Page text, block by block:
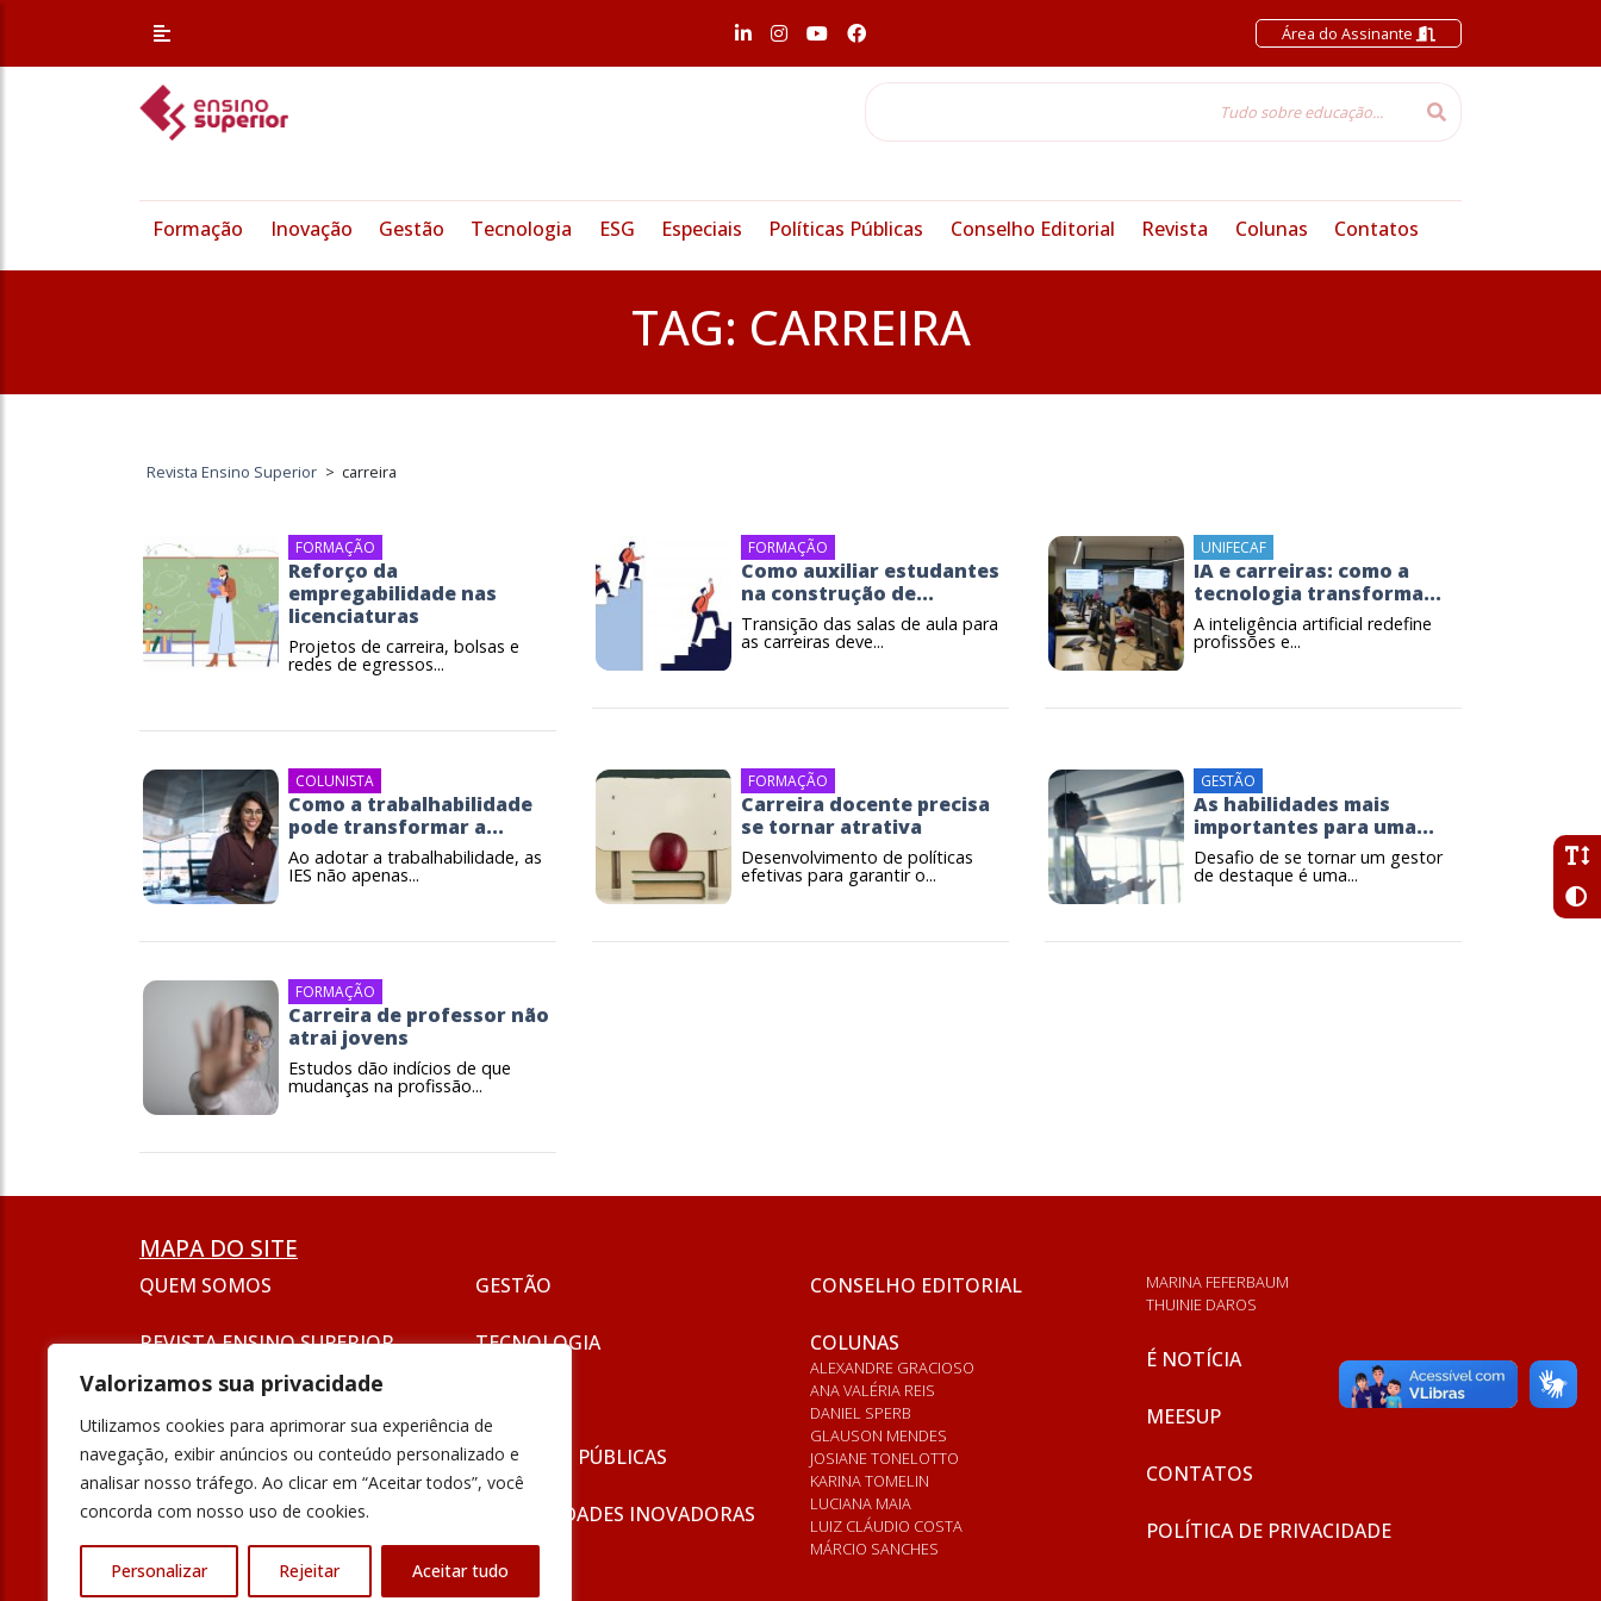
Valorizamos sua privacidade
Utilizamos cookies para aprimorar sua experiência de
navegação, exibir anúncios ou conteúdo personalizado e
analisar nosso tráfego. Ao clicar em “Aceitar todos”, você
concorda com nosso uso de cookies.
Personalizar Rejeitar Aceitar tudo
Área do Assinante
Formação Inovação Gestão Tecnologia ESG Especiais Políticas Públicas Conselho Editorial Revista Colunas Contatos
TAG: CARREIRA
Revista Ensino Superior > carreira
FORMAÇÃO
Reforço da
empregabilidade nas
licenciaturas
Projetos de carreira, bolsas e
redes de egressos...
FORMAÇÃO
Como auxiliar estudantes
na construção de...
Transição das salas de aula para
as carreiras deve...
UNIFECAF
IA e carreiras: como a
tecnologia transforma...
A inteligência artificial redefine
profissões e...
COLUNISTA
Como a trabalhabilidade
pode transformar a...
Ao adotar a trabalhabilidade, as
IES não apenas...
FORMAÇÃO
Carreira docente precisa
se tornar atrativa
Desenvolvimento de políticas
efetivas para garantir o...
GESTÃO
As habilidades mais
importantes para uma...
Desafio de se tornar um gestor
de destaque é uma...
FORMAÇÃO
Carreira de professor não
atrai jovens
Estudos dão indícios de que
mudanças na profissão...
MAPA DO SITE
QUEM SOMOS
REVISTA ENSINO SUPERIOR
SEJA UM ANUNCIANTE
FORMAÇÃO
INOVAÇÃO
PODCAST
GESTÃO
TECNOLOGIA
POLÍTICAS PÚBLICAS
UNIVERSIDADES INOVADORAS
CONSELHO EDITORIAL
COLUNAS
ALEXANDRE GRACIOSO
ANA VALÉRIA REIS
DANIEL SPERB
GLAUSON MENDES
JOSIANE TONELOTTO
KARINA TOMELIN
LUCIANA MAIA
LUIZ CLÁUDIO COSTA
MÁRCIO SANCHES
MARINA FEFERBAUM
THUINIE DAROS
É NOTÍCIA
MEESUP
CONTATOS
POLÍTICA DE PRIVACIDADE